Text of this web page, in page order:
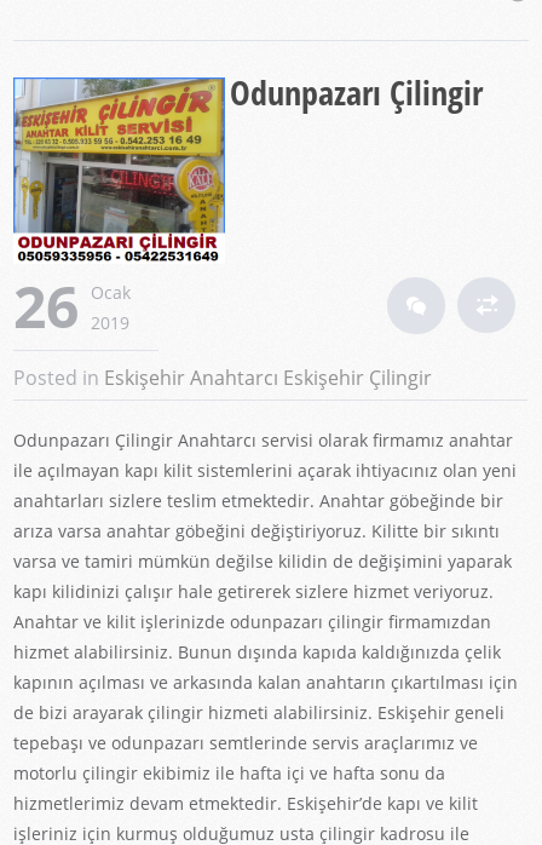
Odunpazarı Çilingir
26
Ocak
2019
Posted in Eskişehir Anahtarcı Eskişehir Çilingir
Odunpazarı Çilingir Anahtarcı servisi olarak firmamız anahtar
ile açılmayan kapı kilit sistemlerini açarak ihtiyacınız olan yeni
anahtarları sizlere teslim etmektedir. Anahtar göbeğinde bir
arıza varsa anahtar göbeğini değiştiriyoruz. Kilitte bir sıkıntı
varsa ve tamiri mümkün değilse kilidin de değişimini yaparak
kapı kilidinizi çalışır hale getirerek sizlere hizmet veriyoruz.
Anahtar ve kilit işlerinizde odunpazarı çilingir firmamızdan
hizmet alabilirsiniz. Bunun dışında kapıda kaldığınızda çelik
kapının açılması ve arkasında kalan anahtarın çıkartılması için
de bizi arayarak çilingir hizmeti alabilirsiniz. Eskişehir geneli
tepebaşı ve odunpazarı semtlerinde servis araçlarımız ve
motorlu çilingir ekibimiz ile hafta içi ve hafta sonu da
hizmetlerimiz devam etmektedir. Eskişehir’de kapı ve kilit
işleriniz için kurmuş olduğumuz usta çilingir kadrosu ile